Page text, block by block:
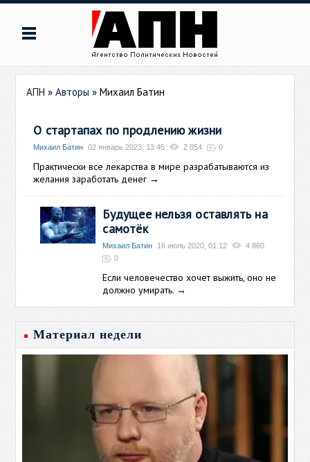
АПН »Авторы »Михаил Батин
О стартапах по продлению жизни
Михаил Батин 02 январь 2023, 13:45 2 854 0
Практически все лекарства в мире разрабатываются из
желания заработать денег →
Будущее нельзя оставлять на
самотёк
Михаил Батин 16 июль 2020, 01:12
4 860
0
Если человечество хочет выжить, оно не
должно умирать. →
Материал недели